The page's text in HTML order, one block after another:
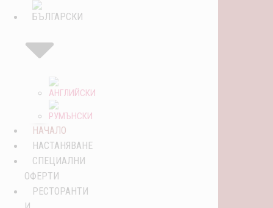
НАЧАЛО
НАСТАНЯВАНЕ
СПЕЦИАЛНИ
ОФЕРТИ
РЕСТОРАНТИ